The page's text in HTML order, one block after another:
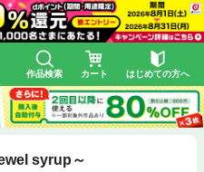
作品検索 カート はじめての方へ
syrup～